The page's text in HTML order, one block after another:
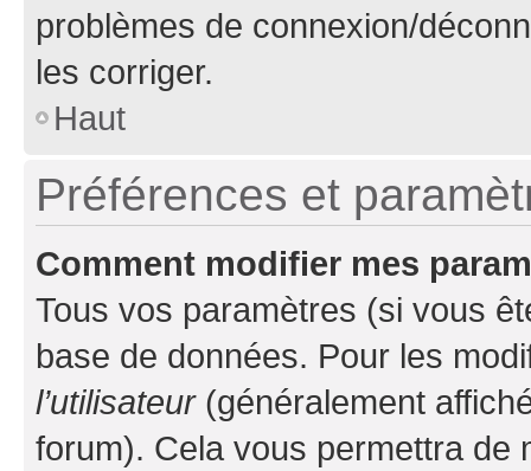
problèmes de connexion/
les corriger.
Haut
Préférences et
Comment modifier mes
Tous vos paramètres (si vous
base de données. Pour les
l’utilisateur(généralement
forum). Cela vous permettra de